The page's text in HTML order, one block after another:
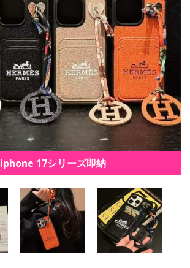
iphone 17シリーズ即納